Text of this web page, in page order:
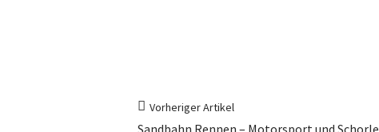
Vorheriger Artikel
Sandbahn Rennen – Motorsport und Schorle